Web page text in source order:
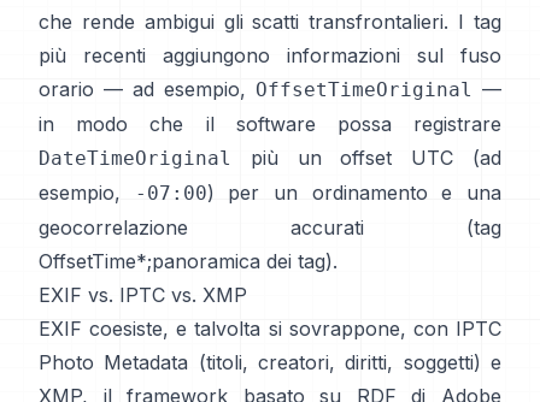
che rende ambigui gli scatti transfrontalieri. I tag
più recenti aggiungono informazioni sul fuso
orario — ad esempio, OffsetTimeOriginal —
in modo che il software possa registrare
DateTimeOriginal
più un offset UTC (ad
esempio,
-07:00) per un ordinamento e una
geocorrelazione accurati (tag
OffsetTime*;panoramica dei tag).
EXIF vs. IPTC vs. XMP
EXIF coesiste, e talvolta si sovrappone, con IPTC
Photo Metadata (titoli, creatori, diritti, soggetti) e
XMP, il framework basato su RDF di Adobe